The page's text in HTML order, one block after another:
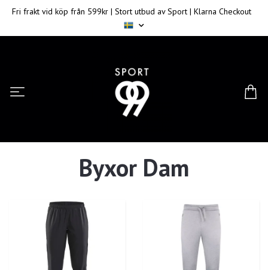
Fri frakt vid köp från 599kr | Stort utbud av Sport | Klarna Checkout
Byxor Dam